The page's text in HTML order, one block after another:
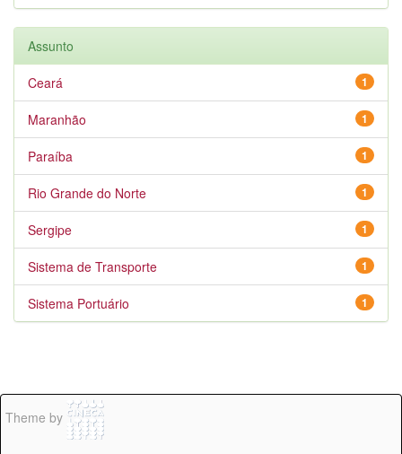
Assunto
1
Ceará
1
Maranhão
1
Paraíba
1
Rio Grande do Norte
1
Sergipe
1
Sistema de Transporte
1
Sistema Portuário
Theme by